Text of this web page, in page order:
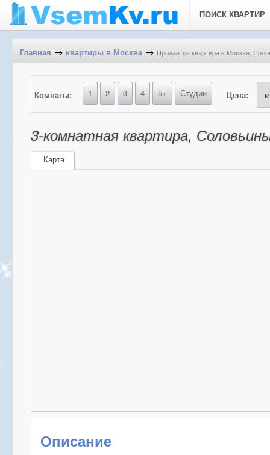
ПОИСК КВАРТИР
Главная → квартиры в Москве → Продается квартира в Москве,
Комнаты: 1 2 3 4 5+ Студии Цена:
3-комнатная квартира,
Карта
Описание